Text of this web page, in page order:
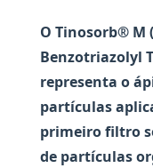
O Tinosorb® M
Benzotriazolyl
representa o
partículas
primeiro filtro
de partículas